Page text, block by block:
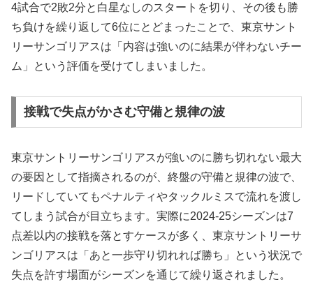
4試合で2敗2分と白星なしのスタートを切り、その後も勝
ち負けを繰り返して6位にとどまったことで、東京サント
リーサンゴリアスは「内容は強いのに結果が伴わないチー
ム」という評価を受けてしまいました。
接戦で失点がかさむ守備と規律の波
東京サントリーサンゴリアスが強いのに勝ち切れない最大
の要因として指摘されるのが、終盤の守備と規律の波で、
リードしていてもペナルティやタックルミスで流れを渡し
てしまう試合が目立ちます。実際に2024-25シーズンは7
点差以内の接戦を落とすケースが多く、東京サントリーサ
ンゴリアスは「あと一歩守り切れれば勝ち」という状況で
失点を許す場面がシーズンを通じて繰り返されました。